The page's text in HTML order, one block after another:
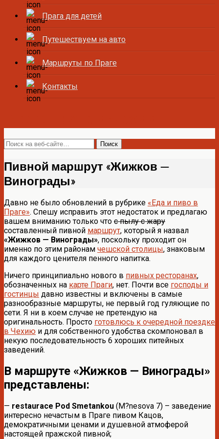
Прага для детей
Путешествуем на авто
Маршруты по Праге
Контакты
Пивной маршрут «Жижков —
Винограды»
Давно не было обновлений в рубрике «Еда и пиво в
Праге». Спешу исправить этот недостаток и предлагаю
вашем вниманию только что с пылу с жару
составленный пивной маршрут, который я назвал
«Жижков — Винограды», поскольку проходит он
именно по этим районам чешской столицы, знаковым
для каждого ценителя пенного напитка.
Ничего принципиально нового в пивных ресторанах,
обозначенных на карте Праги, нет. Почти все господы и
гостинцы давно известны и включены в самые
разнообразные маршруты, не первый год гуляющие по
сети. Я ни в коем случае не претендую на
оригинальность. Просто готовлюсь к очередной поездке
в Чехию и для собственного удобства скомпоновал в
некую последовательность 6 хороших питейных
заведений.
В маршруте «Жижков — Винограды»
представлены:
— restaurace Pod Smetankou (M?nesova 7) – заведение
интересно нечастым в Праге пивом Кацов,
демократичными ценами и душевной атмоферой
настоящей пражской пивной;